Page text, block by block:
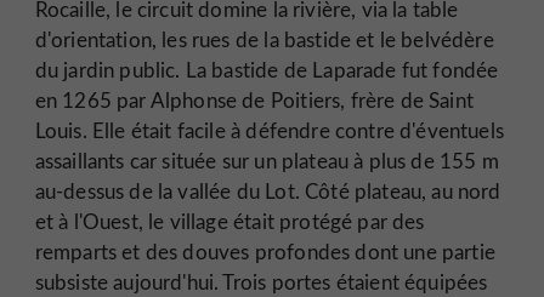
Rocaille, le circuit domine la rivière, via la table
d'orientation, les rues de la bastide et le belvédère
du jardin public. La bastide de Laparade fut fondée
en 1265 par Alphonse de Poitiers, frère de Saint
Louis. Elle était facile à défendre contre d'éventuels
assaillants car située sur un plateau à plus de 155 m
au-dessus de la vallée du Lot. Côté plateau, au nord
et à l'Ouest, le village était protégé par des
remparts et des douves profondes dont une partie
subsiste aujourd'hui. Trois portes étaient équipées